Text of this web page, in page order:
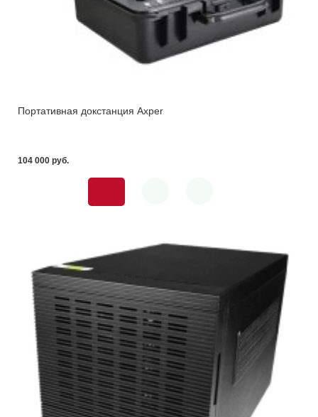
Портативная докстанция Axper
104 000 pуб.